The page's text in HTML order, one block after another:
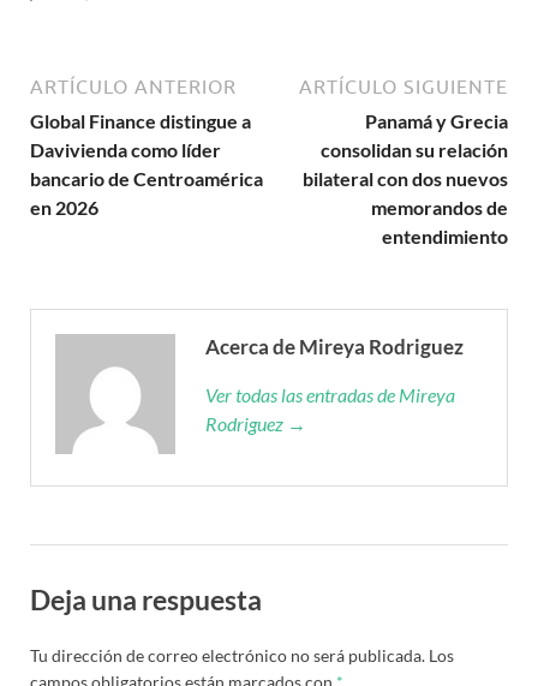
ARTÍCULO ANTERIOR
Global Finance distingue a
Davivienda como líder
bancario de Centroamérica
en 2026
ARTÍCULO SIGUIENTE
Panamá y Grecia
consolidan su relación
bilateral con dos nuevos
memorandos de
entendimiento
Acerca de Mireya Rodriguez
Ver todas las entradas de Mireya
Rodriguez →
Deja una respuesta
Tu dirección de correo electrónico no será publicada. Los
campos obligatorios están marcados con *